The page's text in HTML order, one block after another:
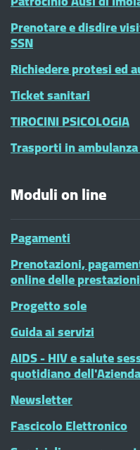
Prenotare e disdire
SSN
Richiedere protesi ed
Ticket sanitari
TIROCINI PSICOLOGIA
Trasporti in
Moduli on line
Pagamenti
Prenotazioni,
online delle
Progetto sole
Guida ai servizi
AIDS - HIV e salute
quotidiano
Newsletter
Fascicolo Elettronico